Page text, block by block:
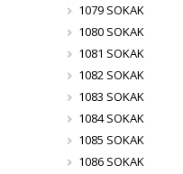
1079 SOKAK
1080 SOKAK
1081 SOKAK
1082 SOKAK
1083 SOKAK
1084 SOKAK
1085 SOKAK
1086 SOKAK